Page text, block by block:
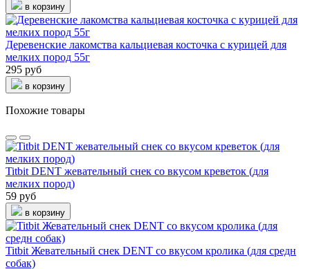
в корзину
Деревенские лакомства кальциевая косточка с курицей для
мелких пород 55г
295 руб
в корзину
Похожие товары
Titbit DENT жевательный снек со вкусом креветок (для
мелких пород)
59 руб
в корзину
Titbit Жевательный снек DENT со вкусом кролика (для средн
собак)